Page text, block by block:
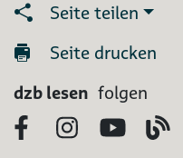
Seite teilen
Seite drucken
dzb lesen folgen
FacebookInstagram
YouTube